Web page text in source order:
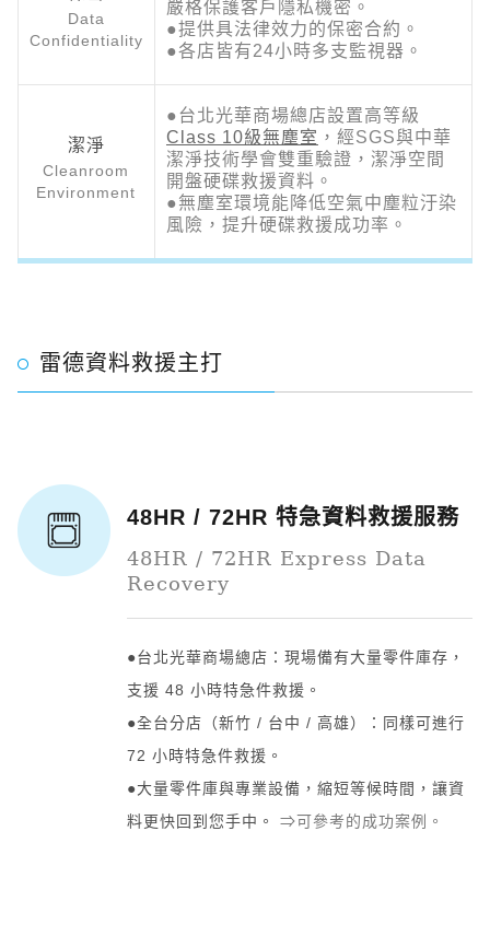
Data
Confidentiality
嚴格保護客戶隱私機密。
●提供具法律效力的保密合約。
●各店皆有24小時多支監視器。
潔淨
Cleanroom
Environment
●台北光華商場總店設置高等級
Class 10級無塵室 ，經SGS與中華
潔淨技術學會雙重驗證，潔淨空間
開盤硬碟救援資料。
●無塵室環境能降低空氣中塵粒汙染
風險，提升硬碟救援成功率。
雷德資料救援主打
48HR / 72HR 特急資料救援服務
48HR / 72HR Express Data
Recovery
●台北光華商場總店：現場備有大量零件庫存，
支援 48 小時特急件救援。
●全台分店（新竹 / 台中 / 高雄）：同樣可進行
72 小時特急件救援。
●大量零件庫與專業設備，縮短等候時間，讓資
料更快回到您手中。 ⇒可參考的成功案例。